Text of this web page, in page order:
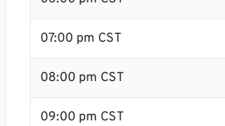
07:00 pm CST
08:00 pm CST
09:00 pm CST